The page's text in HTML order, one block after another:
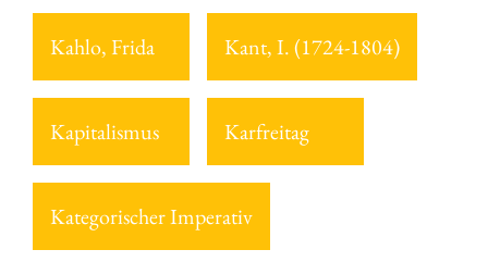
Kahlo, Frida Kant, I. (1724-1804)
Kapitalismus Karfreitag
Kategorischer Imperativ